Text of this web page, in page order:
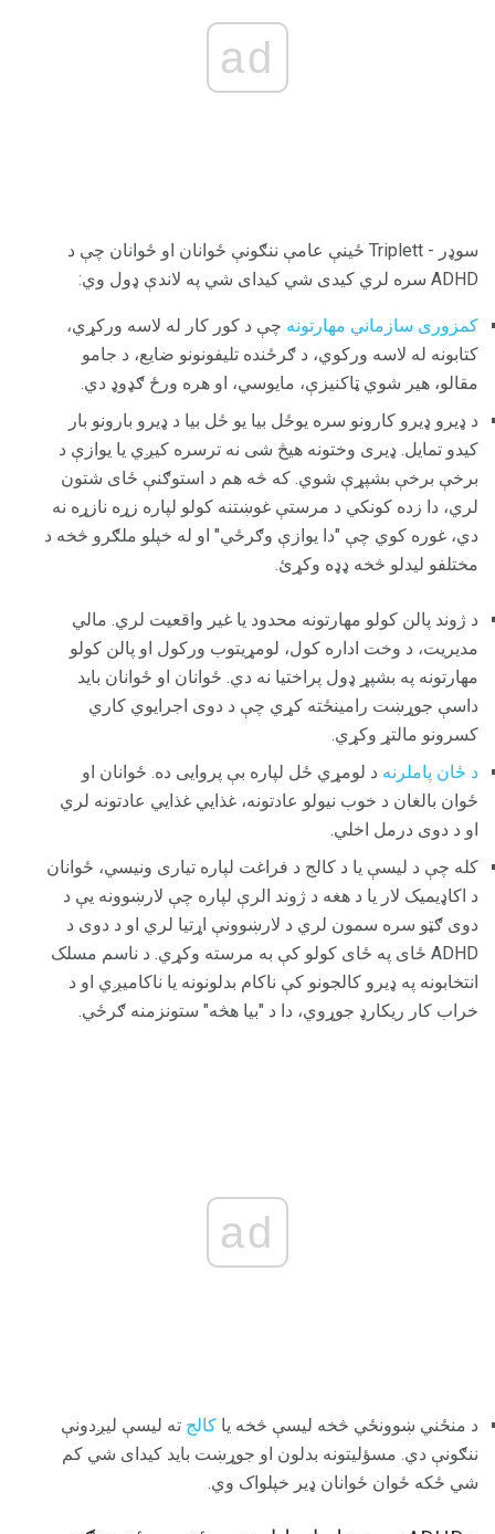
ad
سوډر - Triplett ځینې عامې ننګونې ځوانان او ځوانان چې د
ADHD سره لري کیدی شي کیدای شي په لاندې ډول وي:
کمزوری سازماني مهارتونه چې د کور کار له لاسه ورکړي،
کتابونه له لاسه ورکوي، د ګرځنده تلیفونونو ضایع، د جامو
مقالو، هیر شوي ټاکنیزې، مايوسي، او هره ورځ ګډوډ دي.
د ډیرو ډیرو کارونو سره یوځل بیا یو ځل بیا د ډیرو بارونو بار
کیدو تمایل. ډیری وختونه هیڅ شی نه ترسره کیږي یا یوازې د
برخې برخې بشپړې شوي. که څه هم د استوګنې ځای شتون
لري، دا زده کونکي د مرستې غوښتنه کولو لپاره زړه نازړه نه
دي، غوره کوي چې "دا یوازې وګرځي" او له خپلو ملګرو څخه د
مختلفو لیدلو څخه ډډه وکړئ.
د ژوند پالن کولو مهارتونه محدود یا غیر واقعیت لري. مالي
مدیریت، د وخت اداره کول، لومړیتوب ورکول او پالن کولو
مهارتونه په بشپړ ډول پراختیا نه دي. ځوانان او ځوانان باید
داسې جوړښت رامینځته کړي چې د دوی اجرایوي کاري
کسرونو مالتړ وکړي.
د ځان پاملرنه د لومړي ځل لپاره بې پروایی ده. ځوانان او
ځوان بالغان د خوب نیولو عادتونه، غذايي غذايي عادتونه لري
او د دوی درمل اخلي.
کله چې د لیسې یا د کالج د فراغت لپاره تیاری ونیسي، ځوانان
د اکاډیمیک لار یا د هغه د ژوند الرې لپاره چې لارښوونه یې د
دوی ګټو سره سمون لري د لارښوونې اړتیا لري او د دوی د
ADHD ځای په ځای کولو کې به مرسته وکړي. د ناسم مسلک
انتخابونه په ډیرو کالجونو کې ناکام بدلونونه یا ناکامیږي او د
خراب کار ریکارډ جوړوي، دا د "بیا هڅه" ستونزمنه ګرځي.
ad
د منځني ښوونځي څخه لیسې څخه یا کالج ته لیسې لیږدونې
ننګونې دي. مسؤلیتونه بدلون او جوړښت باید کیدای شي کم
شي ځکه ځوان ځوانان ډیر خپلواک وي.